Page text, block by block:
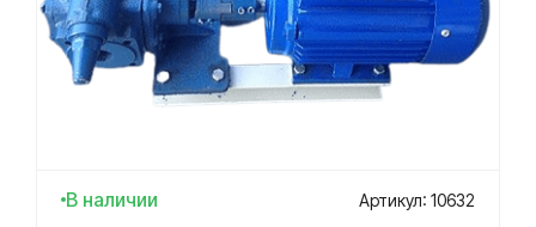
В наличии Артикул: 10632